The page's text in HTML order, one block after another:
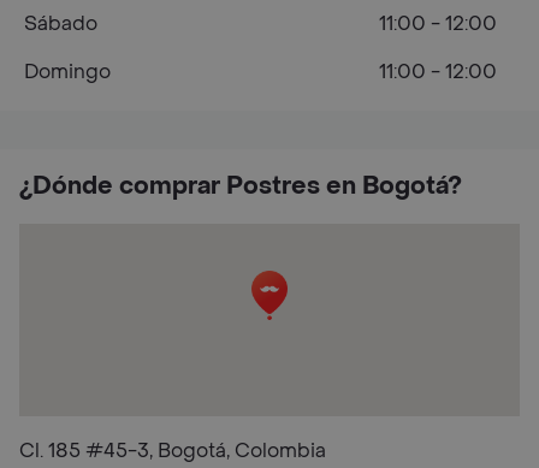
¿Dónde comprar Postres en Bogotá?
Cl. 185 #45-3, Bogotá, Colombia
Sábado
11:00 - 12:00
Domingo
11:00 - 12:00